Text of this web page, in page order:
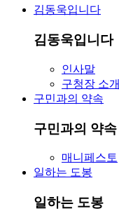
김동욱입니다
김동욱입니다
인사말
구청장 소개
구민과의 약속
구민과의 약속
매니페스토
일하는 도봉
일하는 도봉